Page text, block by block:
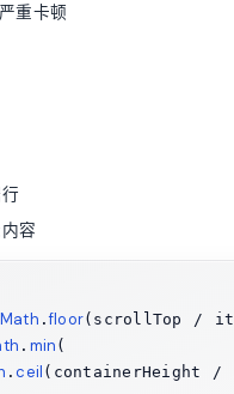
重卡顿
容
Math .floor
. min (
.ceil (containerHeight /